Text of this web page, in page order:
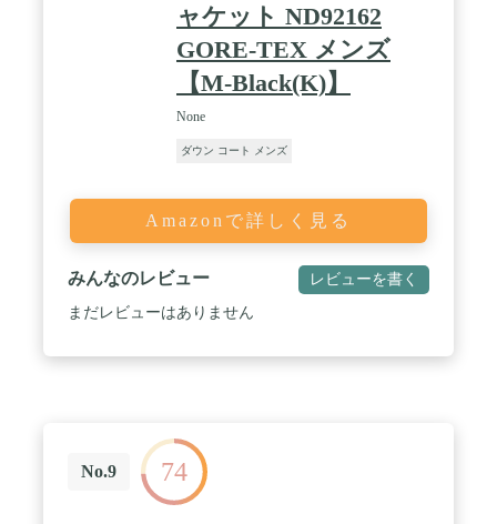
ャケット ND92162
GORE-TEX メンズ
【M-Black(K)】
None
ダウン コート メンズ
Amazonで詳しく見る
みんなのレビュー レビューを書く
まだレビューはありません
No.9 74